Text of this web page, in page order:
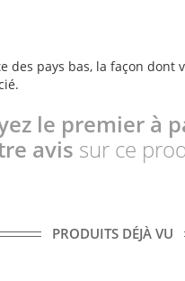
pays bas, la façon
le premier à
avis sur ce
PRODUITS DÉJÀ VU